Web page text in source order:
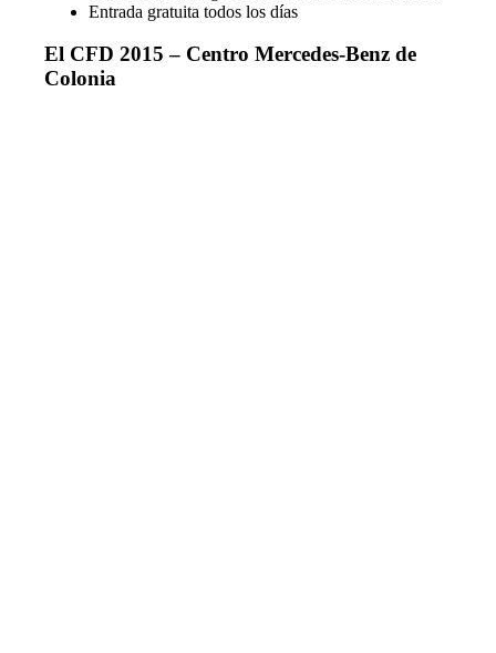
Entrada gratuita todos los días
El CFD 2015 – Centro Mercedes-Benz de
Colonia